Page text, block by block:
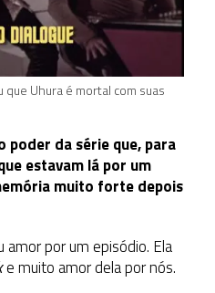
Uhura é mortal com suas
poder da série que, para
estavam lá por um
muito forte depois
por um episódio. Ela
e muito amor dela por nós.